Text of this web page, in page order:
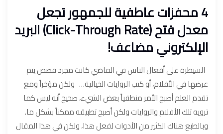
4 محفزات عاطفية للجمهور تجعل
معدل فتح (Click-Through Rate) البريد
الإلكتروني مضاعف!
السيطرة على أفعال الناس في الماضي كانت مجرد قصص يتم
عرضها في الأفلام، أو كتب الروايات الخيالية… ولكن مؤخراً ومع
تقدم العلم أصبح الأمر منطقياً بعض الشيء، صحيح أنه ليس كما
ترويه تلك الأفلام والروايات ولكن أصبح تطبيقه ممكناً بشكل ما.
وبالطبع هناك الكثير من الأدوات لفعل هذا، ولكن في هذا المقال